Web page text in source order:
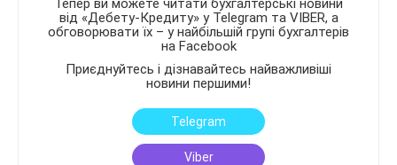
від «Дебету-Кредиту» у Telegram та VIBER, а
обговорювати їх – у найбільшій групі бухгалтерів
на Facebook
Приєднуйтесь і дізнавайтесь найважливіші
новини першими!
Telegram
Viber